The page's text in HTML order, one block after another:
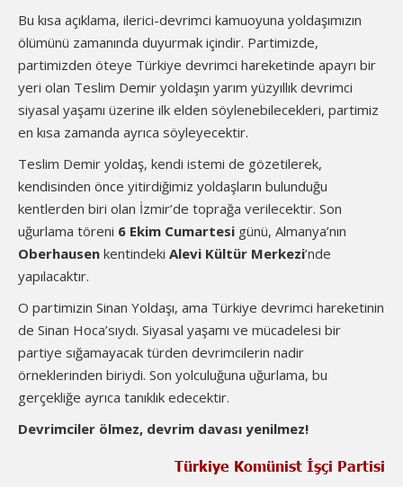
Bu kısa açıklama, ilerici-devrimci kamuoyuna yoldaşımızın
ölümünü zamanında duyurmak içindir. Partimizde,
partimizden öteye Türkiye devrimci hareketinde apayrı bir
yeri olan Teslim Demir yoldaşın yarım yüzyıllık devrimci
siyasal yaşamı üzerine ilk elden söylenebilecekleri, partimiz
en kısa zamanda ayrıca söyleyecektir.
Teslim Demir yoldaş, kendi istemi de gözetilerek,
kendisinden önce yitirdiğimiz yoldaşların bulunduğu
kentlerden biri olan İzmir’de toprağa verilecektir. Son
uğurlama töreni 6 Ekim Cumartesi günü, Almanya’nın
Oberhausen kentindeki Alevi Kültür Merkezi’nde
yapılacaktır.
O partimizin Sinan Yoldaşı, ama Türkiye devrimci hareketinin
de Sinan Hoca’sıydı. Siyasal yaşamı ve mücadelesi bir
partiye sığamayacak türden devrimcilerin nadir
örneklerinden biriydi. Son yolculuğuna uğurlama, bu
gerçekliğe ayrıca tanıklık edecektir.
Devrimciler ölmez, devrim davası yenilmez!
Türkiye Komünist İşçi Partisi